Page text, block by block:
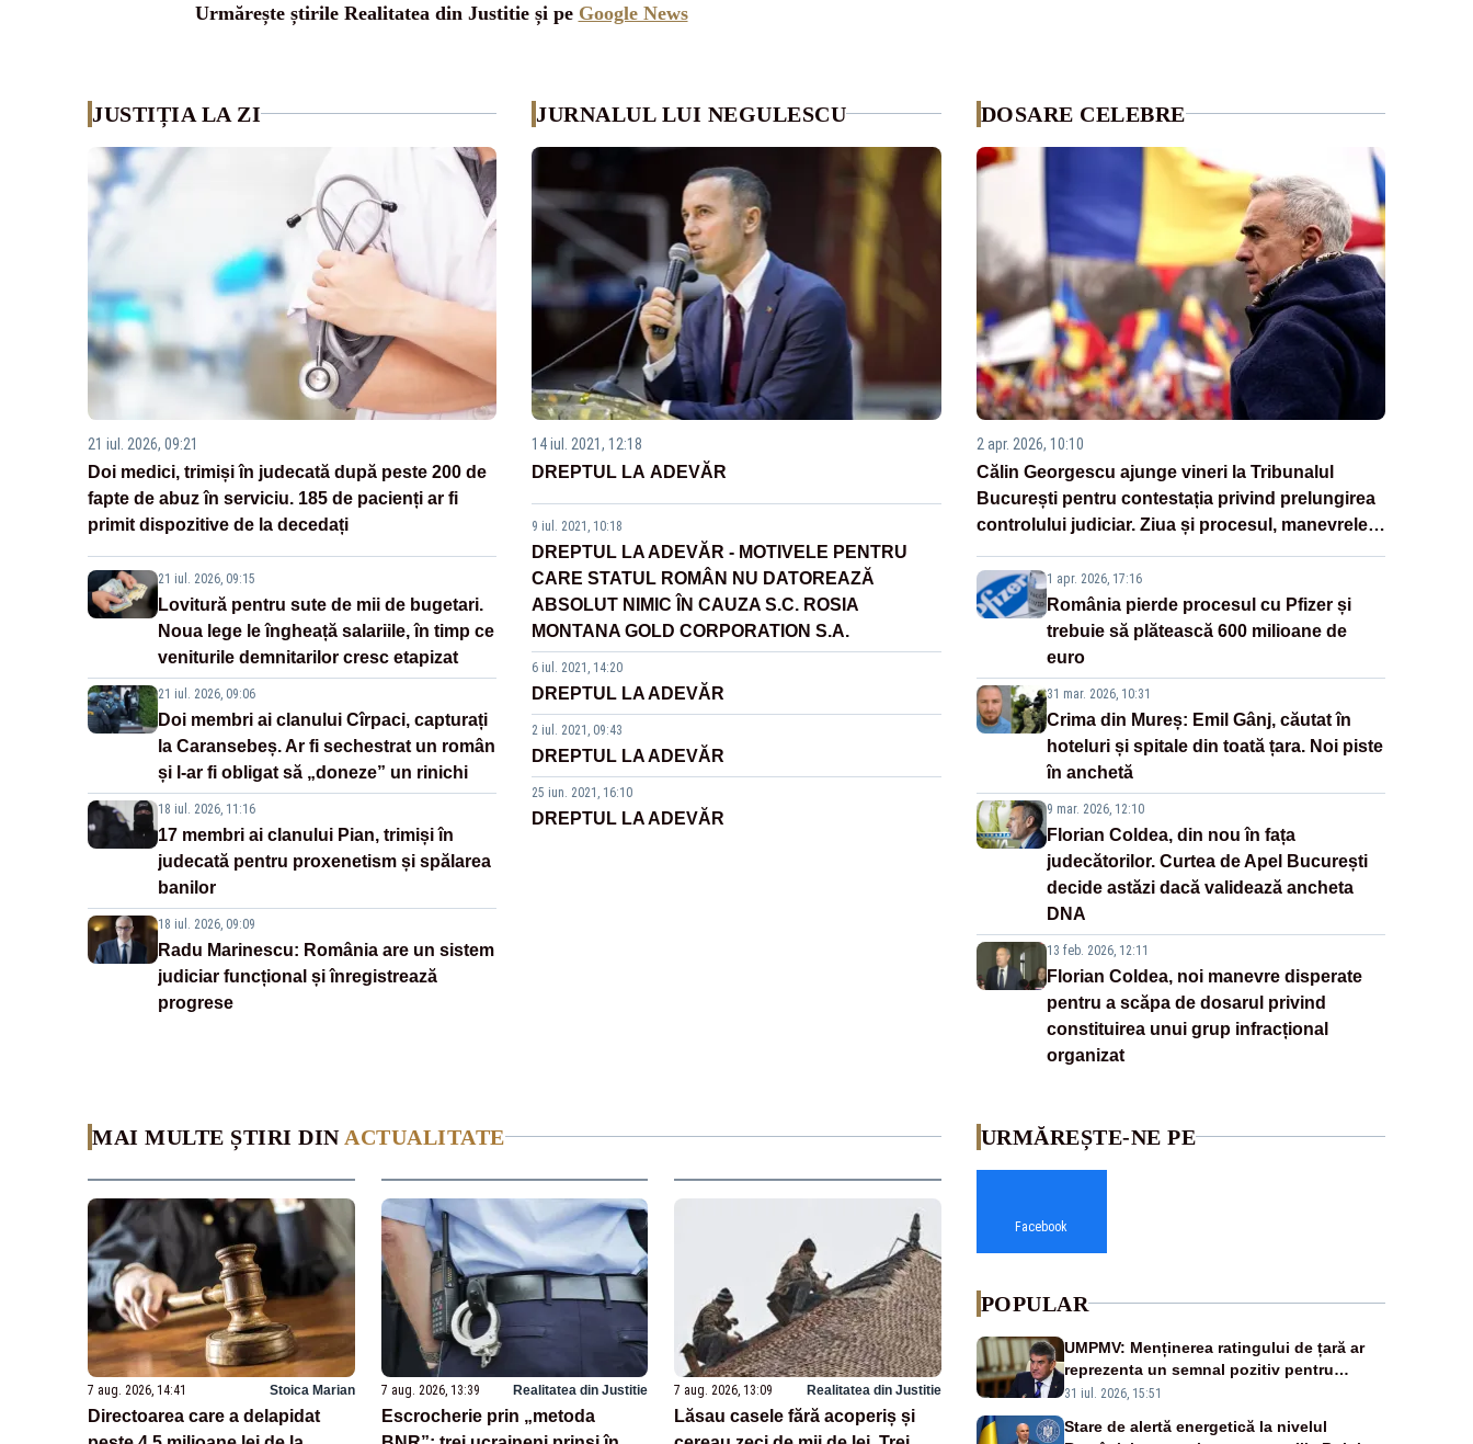
Urmărește știrile Realitatea din Justitie și pe Google News
JUSTIȚIA LA ZI
21 iul. 2026, 09:21
Doi medici, trimiși în judecată după peste 200 de
fapte de abuz în serviciu. 185 de pacienți ar fi
primit dispozitive de la decedați
21 iul. 2026, 09:15
Lovitură pentru sute de mii de bugetari.
Noua lege le îngheață salariile, în timp ce
veniturile demnitarilor cresc etapizat
21 iul. 2026, 09:06
Doi membri ai clanului Cîrpaci, capturați
la Caransebeș. Ar fi sechestrat un român
și l-ar fi obligat să „doneze” un rinichi
18 iul. 2026, 11:16
17 membri ai clanului Pian, trimiși în
judecată pentru proxenetism și spălarea
banilor
18 iul. 2026, 09:09
Radu Marinescu: România are un sistem
judiciar funcțional și înregistrează
progrese
JURNALUL LUI NEGULESCU
14 iul. 2021, 12:18
DREPTUL LA ADEVĂR
9 iul. 2021, 10:18
DREPTUL LA ADEVĂR - MOTIVELE PENTRU
CARE STATUL ROMÂN NU DATOREAZĂ
ABSOLUT NIMIC ÎN CAUZA S.C. ROSIA
MONTANA GOLD CORPORATION S.A.
6 iul. 2021, 14:20
DREPTUL LA ADEVĂR
2 iul. 2021, 09:43
DREPTUL LA ADEVĂR
25 iun. 2021, 16:10
DREPTUL LA ADEVĂR
DOSARE CELEBRE
2 apr. 2026, 10:10
Călin Georgescu ajunge vineri la Tribunalul
București pentru contestația privind prelungirea
controlului judiciar. Ziua și procesul, manevrele
1 apr. 2026, 17:16
România pierde procesul cu Pfizer și
trebuie să plătească 600 milioane de
euro
31 mar. 2026, 10:31
Crima din Mureș: Emil Gânj, căutat în
hoteluri și spitale din toată țara. Noi piste
în anchetă
9 mar. 2026, 12:10
Florian Coldea, din nou în fața
judecătorilor. Curtea de Apel București
decide astăzi dacă validează ancheta
DNA
13 feb. 2026, 12:11
Florian Coldea, noi manevre disperate
pentru a scăpa de dosarul privind
constituirea unui grup infracțional
organizat
MAI MULTE ȘTIRI DIN ACTUALITATE
7 aug. 2026, 14:41 Stoica Marian
Directoarea care a delapidat
7 aug. 2026, 13:39 Realitatea din Justitie
Escrocherie prin „metoda
7 aug. 2026, 13:09 Realitatea din Justitie
Lăsau casele fără acoperiș și
URMĂREȘTE-NE PE
Facebook
POPULAR
UMPMV: Menținerea ratingului de țară ar
reprezenta un semnal pozitiv pentru
România. Autoritățile trebuie să continue
financiare
31 iul. 2026, 15:51
Stare de alertă energetică la nivelul